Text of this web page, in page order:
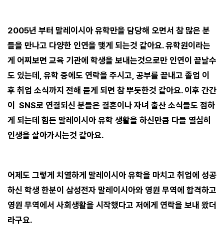
2005년 부터 말레이시아 유학만을 담당해 오면서 참 많은 분
들을 만나고 다양한 인연을 맺게 되는것 같아요. 유학원이라는
게 어찌보면 교육 기관에 학생을 보내는것으로만 인연이 끝날수
도 있는데, 유학 중에도 연락을 주시고, 공부를 끝내고 졸업 이
후 취업 소식까지 전해 듣게 되면 참 뿌듯한것 같아요. 이후 간간
이 SNS로 연결되신 분들은 결혼이나 자녀 출산 소식들도 접하
게 되는데 힘든 말레이시아 유학 생활을 하신만큼 다들 열심히
인생을 살아가시는것 같아요.
어제도 그렇게 치열하게 말레이시아 유학을 마치고 취업에 성공
하신 학생 한분이 삼성전자 말레이시아와 영원 무역에 합격하고
영원 무역에서 사회생활을 시작했다고 저에게 연락을 보내 왔더
라구요.